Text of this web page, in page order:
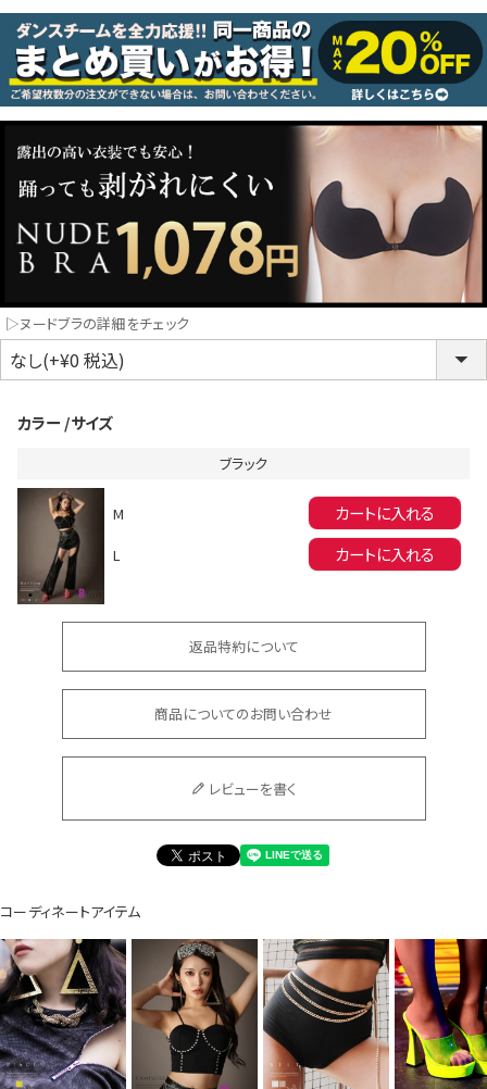
LINE連携でクーポンもらえる!!
同一商品まとめ買いキャンペーン
浴衣
コスプレ
クリスマス
▷ヌードブラの詳細をチェック
カラー サイズ
ブラック
M カートに入れる
L カートに入れる
返品特約について
商品についてのお問い合わせ
レビューを書く
コーディネートアイテム